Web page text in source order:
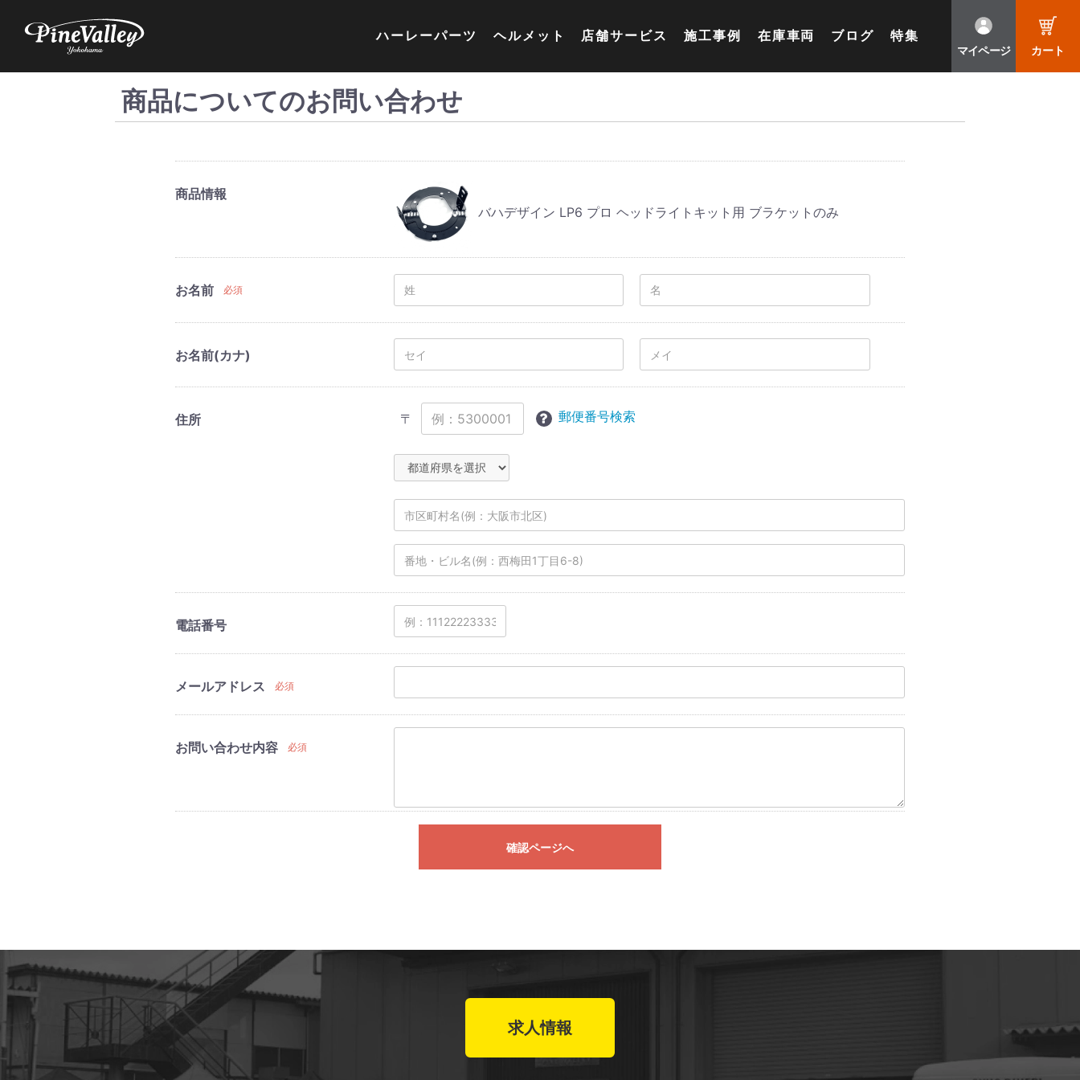
ハーレーパーツ ヘルメット 店舗サービス 施工事例 在庫車両 ブログ 特集
マイページ カート
商品についてのお問い合わせ
商品情報
バハデザイン LP6 プロ ヘッドライトキット用 ブラケットのみ
お名前 必須
お名前(カナ)
住所 〒 郵便番号検索
電話番号
メールアドレス 必須
お問い合わせ内容 必須
確認ページへ
求人情報